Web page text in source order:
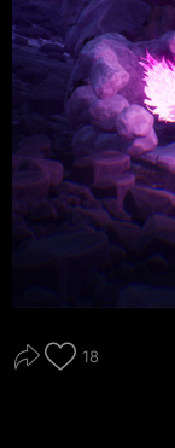
18